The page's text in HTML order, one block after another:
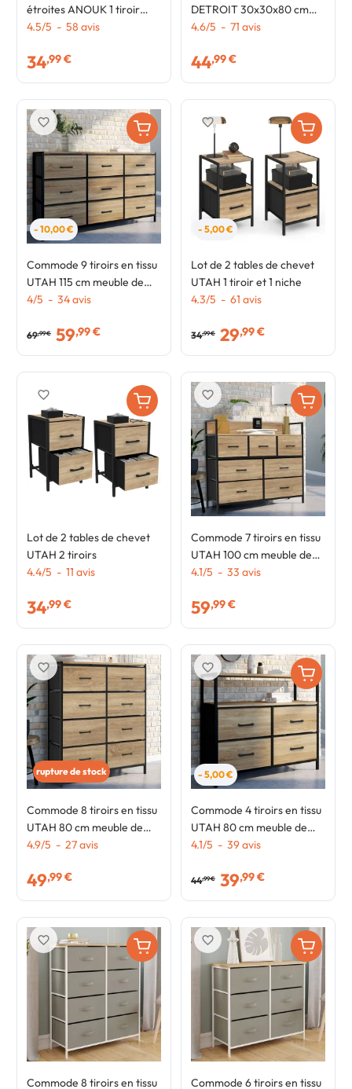
étroites ANOUK 1 tiroir
avec niche blanc et bois
4.5/5 - 58 avis
34,99 €
DETROIT 30x30x80 cm
chiffonnier pour entrée
industriel
4.6/5 - 71 avis
44,99 €
- 10,00 €
Commode 9 tiroirs en tissu
UTAH 115 cm meuble de
rangement design
4/5 - 34avis
69,99 € 59,99 €
favorite_border
- 5,00 €
Lot de 2 tables de chevet
UTAH 1 tiroir et 1 niche
4.3/5 - 61 avis
34,99 € 29,99 €
favorite_border
Lot de 2 tables de chevet
UTAH 2 tiroirs
4.4/5 - 11 avis
34,99 €
favorite_border
Commode 7 tiroirs en tissu
UTAH 100 cm meuble de
rangement design
4.1/5 - 33 avis
59,99 €
favorite_border
rupture de stock
Commode 8 tiroirs en tissu
UTAH 80 cm meuble de
rangement design
4.9/5 - 27avis
49,99 €
favorite_border
- 5,00 €
Commode 4 tiroirs en tissu
UTAH 80 cm meuble de
rangement design
4.1/5 - 39avis
44,99 € 39,99 €
favorite_border
Commode 8 tiroirs en tissu
favorite_border
Commode 6 tiroirs en tissu
favorite_border